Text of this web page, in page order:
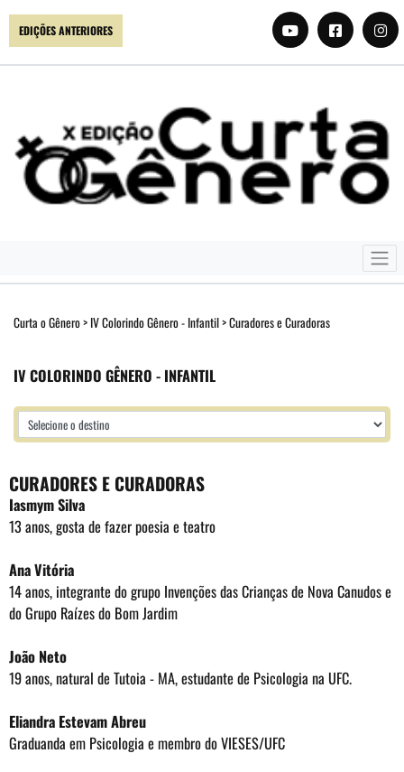
EDIÇÕES ANTERIORES
Curta o Gênero> IV Colorindo Gênero - Infantil>Curadores e Curadoras
IV COLORINDO GÊNERO - INFANTIL
CURADORES E CURADORAS
Iasmym Silva
13 anos, gosta de fazer poesia e teatro
Ana Vitória
14 anos, integrante do grupo Invenções das Crianças de Nova Canudos e
do Grupo Raízes do Bom Jardim
João Neto
19 anos, natural de Tutoia - MA, estudante de Psicologia na UFC.
Eliandra Estevam Abreu
Graduanda em Psicologia e membro do VIESES/UFC